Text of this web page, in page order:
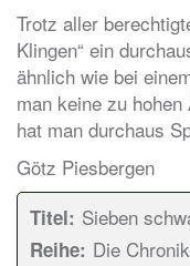
Trotz aller
Klingen“ ein
ähnlich wie bei
man keine zu
hat man durchaus
Götz Piesbergen
Titel: Sieben
Reihe: Die